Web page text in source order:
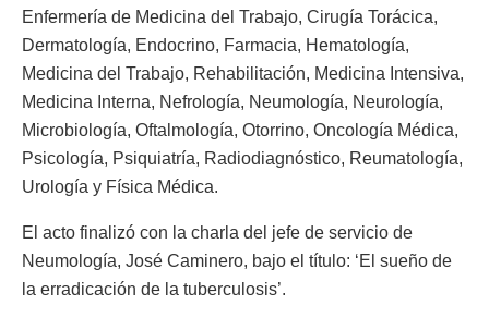
Enfermería de Medicina del Trabajo, Cirugía Torácica,
Dermatología, Endocrino, Farmacia, Hematología,
Medicina del Trabajo, Rehabilitación, Medicina Intensiva,
Medicina Interna, Nefrología, Neumología, Neurología,
Microbiología, Oftalmología, Otorrino, Oncología Médica,
Psicología, Psiquiatría, Radiodiagnóstico, Reumatología,
Urología y Física Médica.
El acto finalizó con la charla del jefe de servicio de
Neumología, José Caminero, bajo el título: ‘El sueño de
la erradicación de la tuberculosis’.